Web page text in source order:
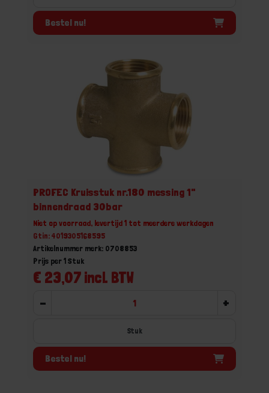
Bestel nu!
PROFEC Kruisstuk nr.180 messing 1"
binnendraad 30bar
Niet op voorraad, levertijd 1 tot meerdere werkdagen
Gtin: 4019305168595
Artikelnummer merk: 0708853
€ 23,07 incl. BTW
Prijs per 1 Stuk
- +
Stuk
Bestel nu!